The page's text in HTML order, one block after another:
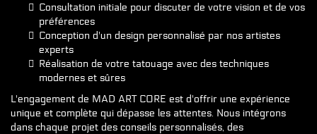
Consultation initiale pour discuter de votre vision et de vos
préférences
Conception d'un design personnalisé par nos artistes
experts
Réalisation de votre tatouage avec des techniques
modernes et sûres
L'engagement de MAD ART CORE est d'offrir une expérience
unique et complète qui dépasse les attentes. Nous intégrons
dans chaque projet des conseils personnalisés, des